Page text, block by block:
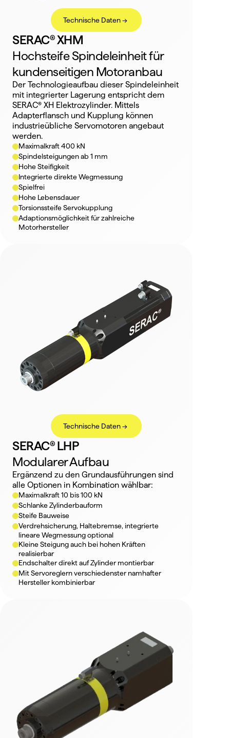
Technische Daten ->
SERAC® XHM
Hochsteife Spindeleinheit für
kundenseitigen Motoranbau
Der Technologieaufbau dieser Spindeleinheit
mit integrierter Lagerung entspricht dem
SERAC® XH Elektrozylinder. Mittels
Adapterflansch und Kupplung können
industrieübliche Servomotoren angebaut
werden.
Maximalkraft 400 kN
Spindelsteigungen ab 1 mm
Hohe Steifigkeit
Integrierte direkte Wegmessung
Spielfrei
Hohe Lebensdauer
Torsionssteife Servokupplung
Adaptionsmöglichkeit für zahlreiche
Motorhersteller
SERAC® LHP
Modularer Aufbau
Ergänzend zu den Grundausführungen sind
alle Optionen in Kombination wählbar:
Maximalkraft 10 bis 100 kN
Schlanke Zylinderbauform
Steife Bauweise
Verdrehsicherung, Haltebremse, integrierte
lineare Wegmessung optional
Kleine Steigung auch bei hohen Kräften
realisierbar
Endschalter direkt auf Zylinder montierbar
Mit Servoreglern verschiedenster namhafter
Hersteller kombinierbar
Technische Daten ->